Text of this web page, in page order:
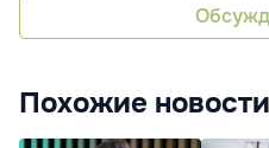
Похожие новости